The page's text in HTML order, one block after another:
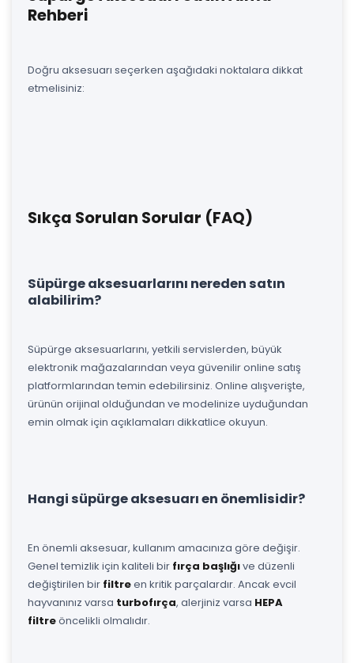
Rehberi
Doğru aksesuarı seçerken aşağıdaki noktalara dikkat
etmelisiniz:
Sıkça Sorulan Sorular (FAQ)
Süpürge aksesuarlarını nereden satın
alabilirim?
Süpürge aksesuarlarını, yetkili servislerden, büyük
elektronik mağazalarından veya güvenilir online satış
platformlarından temin edebilirsiniz. Online alışverişte,
ürünün orijinal olduğundan ve modelinize uyduğundan
emin olmak için açıklamaları dikkatlice okuyun.
Hangi süpürge aksesuarı en önemlisidir?
En önemli aksesuar, kullanım amacınıza göre değişir.
Genel temizlik için kaliteli bir fırça başlığıve düzenli
değiştirilen bir filtreen kritik parçalardır. Ancak evcil
hayvanınız varsa turbofırça, alerjiniz varsa HEPA
filtreöncelikli olmalıdır.